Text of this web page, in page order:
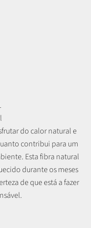
do calor natural e
contribui para um
Esta fibra natural
durante os meses
de que está a fazer